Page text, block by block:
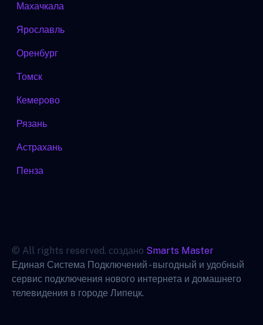
Махачкала
Ярославль
Оренбург
Томск
Кемерово
Рязань
Астрахань
Пенза
© All rights reserved. создано Smarts Master
Единая Система Подключений - выгодный и удобный
сервис подключения нового интернета и домашнего
телевидения в городе Липецк.